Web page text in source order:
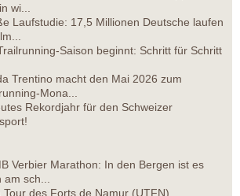
wi...
Laufstudie: 17,5 Millionen Deutsche laufen
Saison beginnt: Schritt für Schritt
Trentino macht den Mai 2026 zum
Mona...
Rekordjahr für den Schweizer
Verbier Marathon: In den Bergen ist es
am sch...
Tour des Forts de Namur (UTFN)